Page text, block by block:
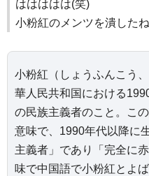
ははははは(笑)
小粉紅のメンツを潰した
小粉紅（しょうふんこう
華人民共和国における
の民族主義者のこと。こ
意味で、1990年代以降に
主義者」であり「完全に
味で中国語で小粉紅とよば